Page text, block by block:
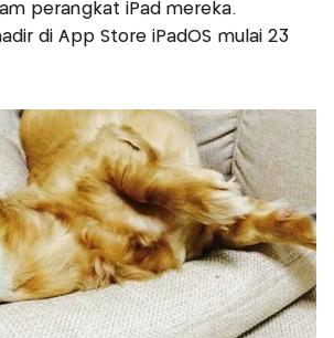
perangkat iPad mereka.
di App Store iPadOS mulai 23